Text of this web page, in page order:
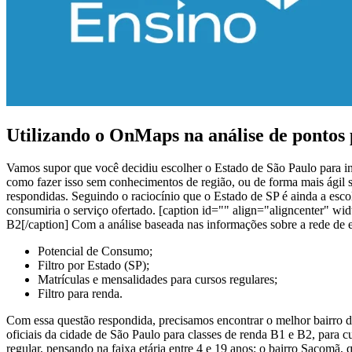
Utilizando o OnMaps na análise de pontos
Vamos supor que você decidiu escolher o Estado de São Paulo
como fazer isso sem conhecimentos de região, ou de forma mais ágil
respondidas. Seguindo o raciocínio que o Estado de SP é ainda a
consumiria o serviço ofertado. [caption id="" align="aligncenter"
B2[/caption] Com a análise baseada nas informações sobre a rede
Potencial de Consumo;
Filtro por Estado (SP);
Matrículas e mensalidades para cursos regulares;
Filtro para renda.
Com essa questão respondida, precisamos encontrar o melhor bairro
oficiais da cidade de São Paulo para classes de renda B1 e B2, para
regular, pensando na faixa etária entre 4 e 19 anos: o bairro